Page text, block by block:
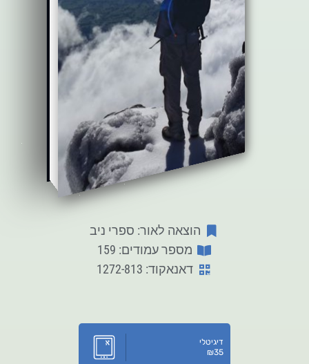
הוצאה לאור: ספרי ניב
מספר עמודים: 159
דאנאקוד: 1272-813
דיגיטלי
₪35